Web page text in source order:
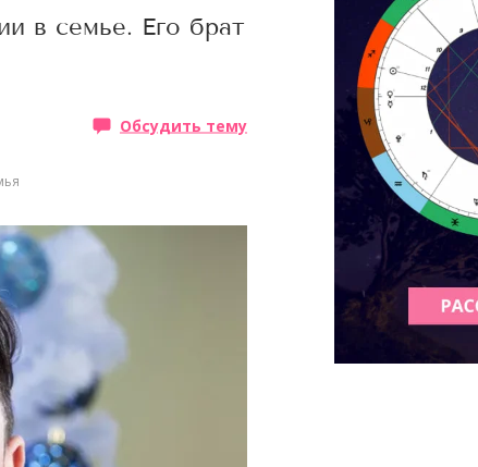
в семье. Его брат
Обсудить тему